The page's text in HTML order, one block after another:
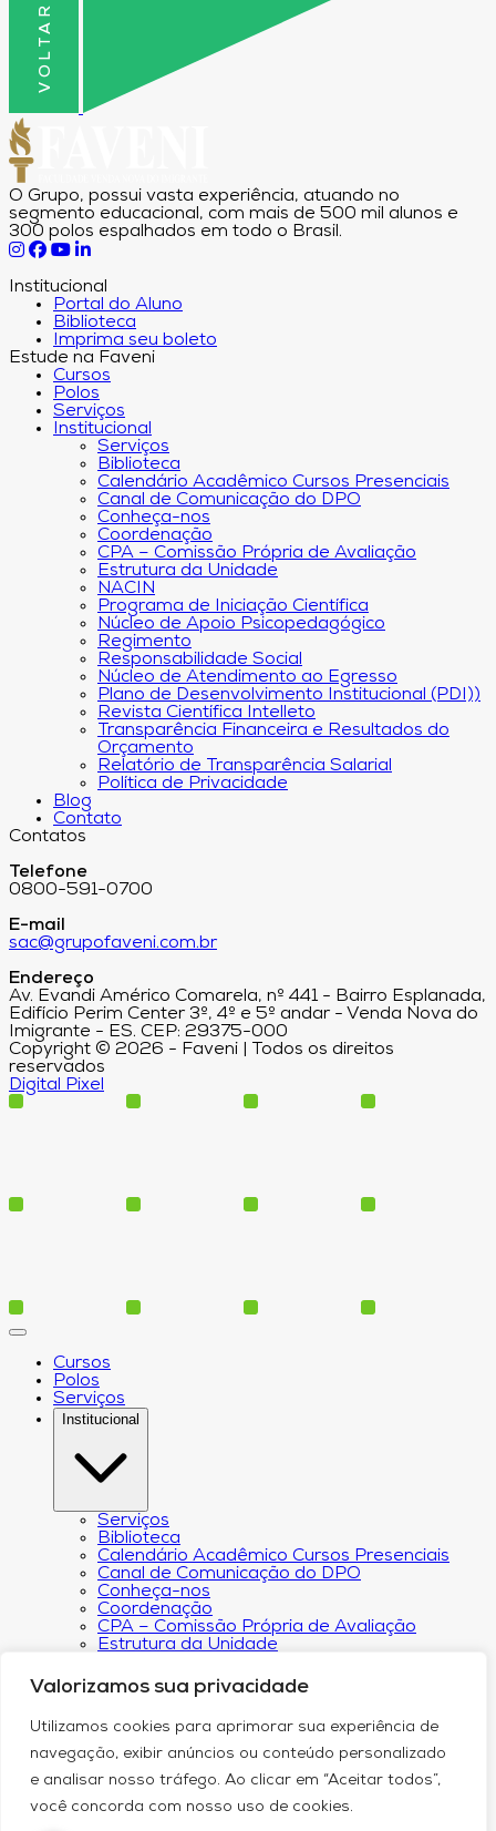
Valorizamos sua privacidade
Utilizamos cookies para aprimorar sua experiência de
navegação, exibir anúncios ou conteúdo personalizado
e analisar nosso tráfego. Ao clicar em “Aceitar todos”,
você concorda com nosso uso de cookies.
O Grupo, possui vasta experiência, atuando no
segmento educacional, com mais de 500 mil alunos e
300 polos espalhados em todo o Brasil.
Institucional
Portal do Aluno
Biblioteca
Imprima seu boleto
Estude na Faveni
Cursos
Polos
Serviços
Institucional
Serviços
Biblioteca
Calendário Acadêmico Cursos Presenciais
Canal de Comunicação do DPO
Conheça-nos
Coordenação
CPA – Comissão Própria de Avaliação
Estrutura da Unidade
NACIN
Programa de Iniciação Científica
Núcleo de Apoio Psicopedagógico
Regimento
Responsabilidade Social
Núcleo de Atendimento ao Egresso
Plano de Desenvolvimento Institucional (PDI))
Revista Científica Intelleto
Transparência Financeira e Resultados do
Orçamento
Relatório de Transparência Salarial
Política de Privacidade
Blog
Contato
Contatos
Telefone
0800-591-0700
E-mail
sac@grupofaveni.com.br
Endereço
Av. Evandi Américo Comarela, nº 441 - Bairro Esplanada,
Edifício Perim Center 3º, 4º e 5º andar - Venda Nova do
Imigrante - ES. CEP: 29375-000
Copyright © 2026 - Faveni | Todos os direitos
reservados
Digital Pixel
Cursos
Polos
Serviços
Institucional
Serviços
Biblioteca
Calendário Acadêmico Cursos Presenciais
Canal de Comunicação do DPO
Conheça-nos
Coordenação
CPA – Comissão Própria de Avaliação
Estrutura da Unidade
Programa de Iniciação Científica
Núcleo de Apoio Psicopedagógico
Regimento
Responsabilidade Social
Núcleo de Atendimento ao Egresso
Plano de Desenvolvimento Institucional (PDI))
Revista Científica Intelleto
Transparência Financeira e Resultados do